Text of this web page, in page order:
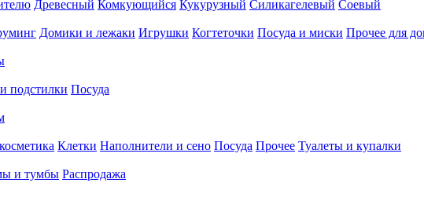
Древесный Комкующийся Кукурузный Силикагелевый Соевый
Домики и лежаки Игрушки Когтеточки Посуда и миски Прочее для
подстилки Посуда
Клетки Наполнители и сено Посуда Прочее Туалеты и купалки
и тумбы Распродажа